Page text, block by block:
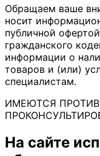
Обращаем ваше
носит
публичной
гражданского
информации о
товаров и (или)
специалистам.
ИМЕЮТСЯ
На сайте